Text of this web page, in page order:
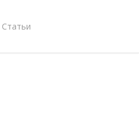
Статьи